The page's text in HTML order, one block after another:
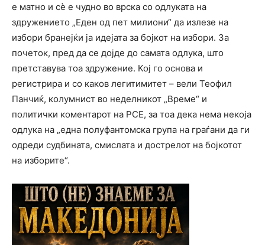
е матно и сѐ е чудно во врска со одлуката на
здружението „Еден од пет милиони“ да излезе на
избори бранејќи ја идејата за бојкот на избори. За
почеток, пред да се дојде до самата одлука, што
претставува тоа здружение. Кој го основа и
регистрира и со каков легитимитет – вели Теофил
Панчиќ, колумнист во неделникот „Време“ и
политички коментарот на РСЕ, за тоа дека нема некоја
одлука на „една полуфантомска група на граѓани да ги
одреди судбината, смислата и дострелот на бојкотот
на изборите“.